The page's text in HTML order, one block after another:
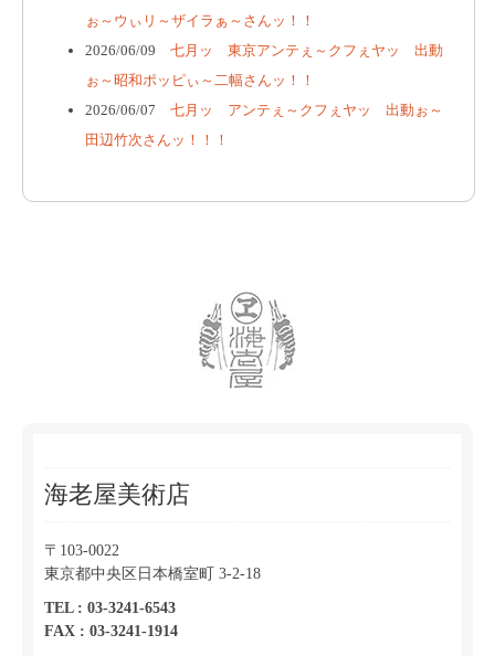
ぉ～ウぃリ～ザイラぁ～さんッ！！
2026/06/09 七月ッ 東京アンテぇ～クフぇヤッ 出動
ぉ～昭和ポッピぃ～二幅さんッ！！
2026/06/07 七月ッ アンテぇ～クフぇヤッ 出動ぉ～
田辺竹次さんッ！！！
海老屋美術店
〒103-0022
東京都中央区日本橋室町 3-2-18
TEL : 03-3241-6543
FAX : 03-3241-1914